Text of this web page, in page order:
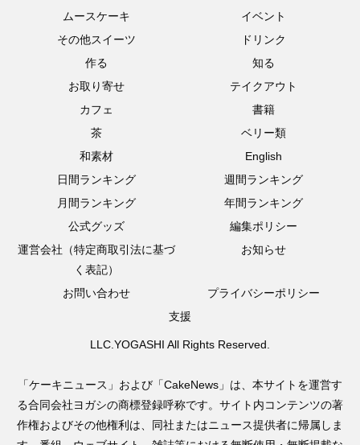
ムースケーキ
イベント
その他スイーツ
ドリンク
作る
知る
お取り寄せ
テイクアウト
カフェ
書籍
茶
ベリー類
和素材
English
日間ランキング
週間ランキング
月間ランキング
年間ランキング
公式グッズ
編集ポリシー
運営会社（特定商取引法に基づ
く表記）
お知らせ
お問い合わせ
プライバシーポリシー
支援
LLC.YOGASHI All Rights Reserved.
「ケーキニュース」および「CakeNews」は、本サイトを運営す
る合同会社ヨガシの商標登録呼称です。サイト内コンテンツの著
作権およびその他権利は、同社またはニュース提供者に帰属しま